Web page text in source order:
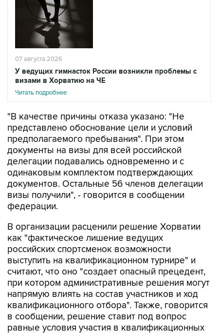
07 августа 2026
У ведущих гимнасток России возникли проблемы с
визами в Хорватию на ЧЕ
Читать подробнее
"В качестве причины отказа указано: "Не
представлено обоснование цели и условий
предполагаемого пребывания". При этом
документы на визы для всей российской
делегации подавались одновременно и с
одинаковым комплектом подтверждающих
документов. Остальные 56 членов делегации
визы получили", - говорится в сообщении
федерации.
В организации расценили решение Хорватии
как "фактическое лишение ведущих
российских спортсменок возможности
выступить на квалификационном турнире" и
считают, что оно "создает опасный прецедент,
при котором административные решения могут
напрямую влиять на состав участников и ход
квалификационного отбора". Также, говорится
в сообщении, решение ставит под вопрос
равные условия участия в квалификационных